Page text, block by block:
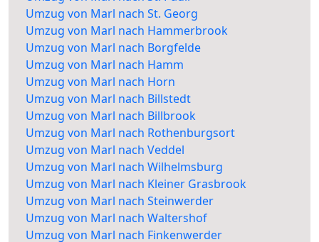
Umzug von Marl nach St. Georg
Umzug von Marl nach Hammerbrook
Umzug von Marl nach Borgfelde
Umzug von Marl nach Hamm
Umzug von Marl nach Horn
Umzug von Marl nach Billstedt
Umzug von Marl nach Billbrook
Umzug von Marl nach Rothenburgsort
Umzug von Marl nach Veddel
Umzug von Marl nach Wilhelmsburg
Umzug von Marl nach Kleiner Grasbrook
Umzug von Marl nach Steinwerder
Umzug von Marl nach Waltershof
Umzug von Marl nach Finkenwerder